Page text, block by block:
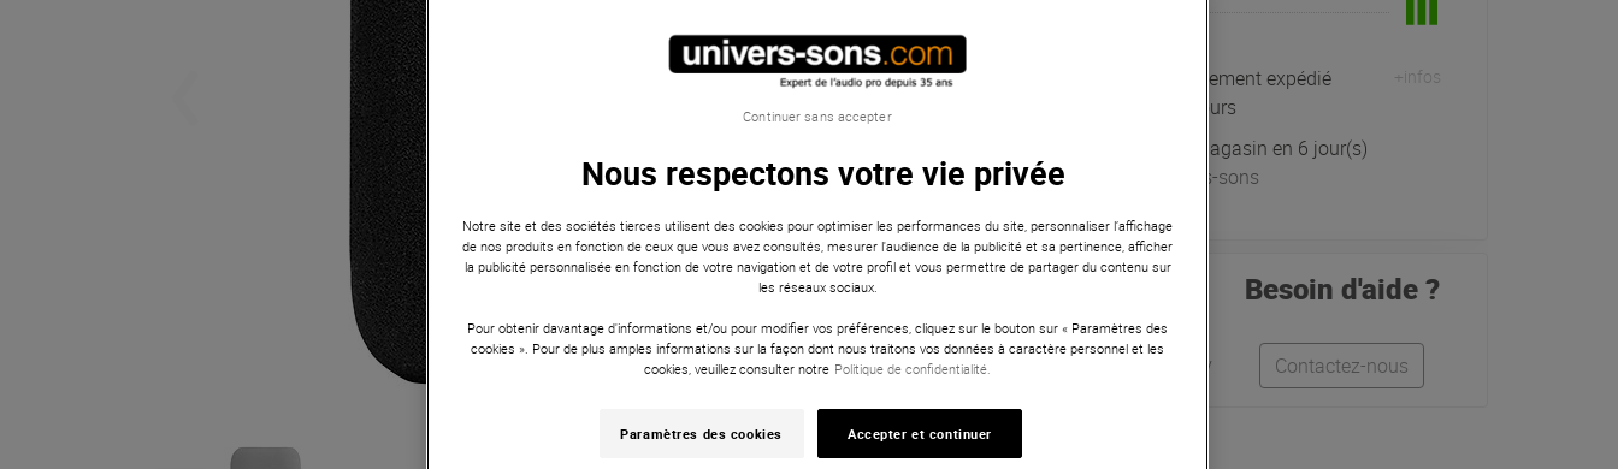
Habituellement expédié
sous 5 jours
+infos
Retrait magasin en 6 jour(s)
à Univers-sons
Anthony
Besoin d'aide ?
Contactez-nous
Nous respectons votre vie privée
Notre site et des sociétés tierces utilisent des cookies pour optimiser les performances du site, personnaliser l’affichage
de nos produits en fonction de ceux que vous avez consultés, mesurer l'audience de la publicité et sa pertinence, afficher
la publicité personnalisée en fonction de votre navigation et de votre profil et vous permettre de partager du contenu sur
les réseaux sociaux.
Pour obtenir davantage d'informations et/ou pour modifier vos préférences, cliquez sur le bouton sur « Paramètres des
cookies ». Pour de plus amples informations sur la façon dont nous traitons vos données à caractère personnel et les
cookies, veuillez consulter notre Politique de confidentialité.
Paramètres des cookies Accepter et continuer
Continuer sans accepter